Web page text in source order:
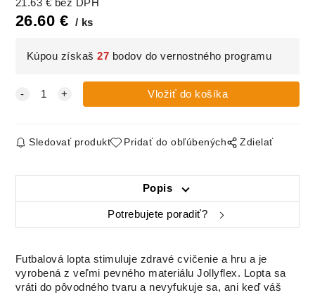
21.63 € bez DPH
26.60 € ks
Kúpou získaš27 bodov do vernostného programu
Sledovať produkt Pridať do obľúbených Zdielať
Popis
Potrebujete poradiť?
Futbalová lopta stimuluje zdravé cvičenie a hru a je
vyrobená z veľmi pevného materiálu Jollyflex. Lopta sa
vráti do pôvodného tvaru a nevyfukuje sa, ani keď váš